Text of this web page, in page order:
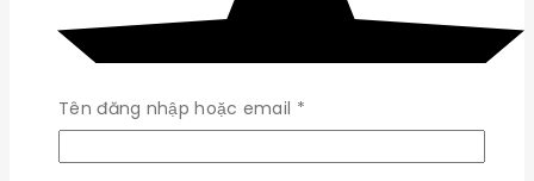
Tên đăng nhập hoặc email *Bắt
buộc